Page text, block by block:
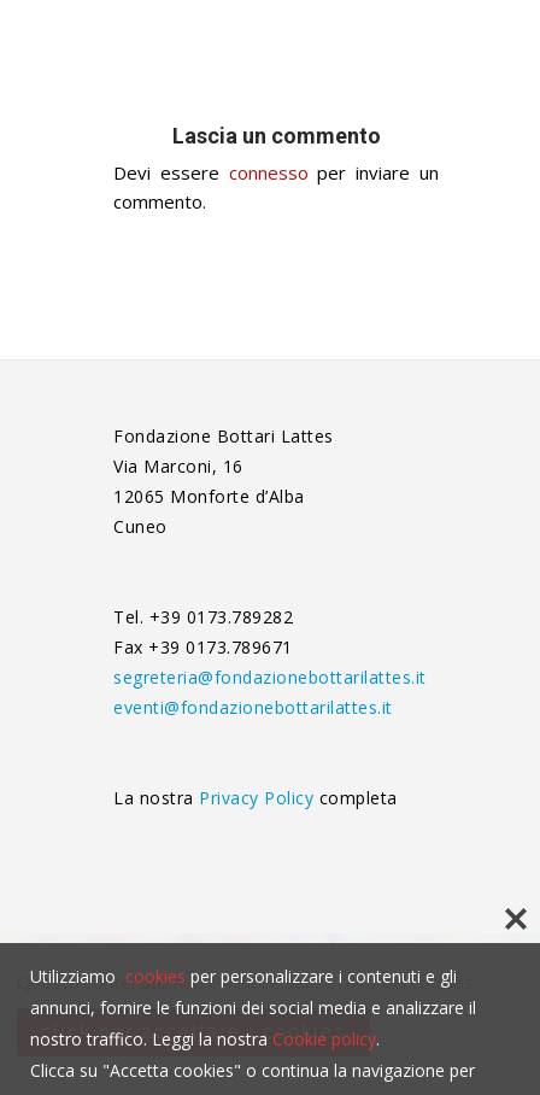
Lascia un commento
Devi essere connesso per inviare un
commento.
Fondazione Bottari Lattes
Via Marconi, 16
12065 Monforte d’Alba
Cuneo
Tel. +39 0173.789282
Fax +39 0173.789671
segreteria@fondazionebottarilattes.it
eventi@fondazionebottarilattes.it
La nostra Privacy Policy completa
Questo contenuto non è visibile senza l'uso dei cookies.
click per accettare i cookies
Utilizziamo cookies per personalizzare i contenuti e gli
annunci, fornire le funzioni dei social media e analizzare il
nostro traffico. Leggi la nostra Cookie policy.
Clicca su "Accetta cookies" o continua la navigazione per